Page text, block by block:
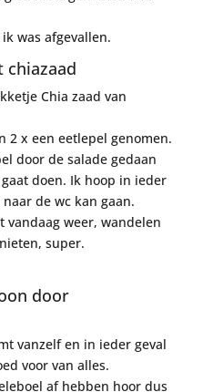
was afgevallen.
chiazaad
Chia zaad van
2 x een eetlepel genomen.
door de salade gedaan
doen. Ik hoop in ieder
de wc kan gaan.
vandaag weer, wandelen
super.
door
vanzelf en in ieder geval
voor van alles.
af hebben hoor dus